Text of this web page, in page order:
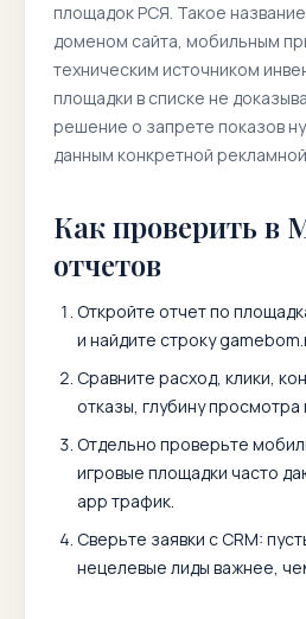
площадок РСЯ. Такое
доменом сайта, мобильным
техническим источником
площадки в списке не
решение о запрете показов
данным конкретной
Как проверить в
отчетов
Откройте отчет по
и найдите строку
Сравните расход, клики,
отказы, глубину просмотра
Отдельно проверьте
игровые площадки часто
app трафик.
Сверьте заявки с CRM:
нецелевые лиды важнее,